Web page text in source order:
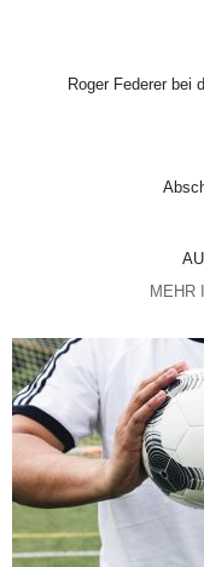
Roger Federer bei
MEHR